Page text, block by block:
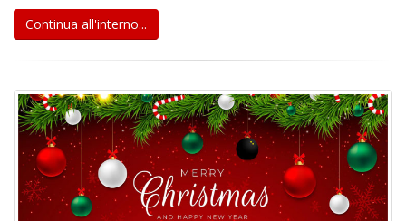
Continua all'interno...